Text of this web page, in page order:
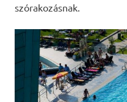
szórakozásnak.